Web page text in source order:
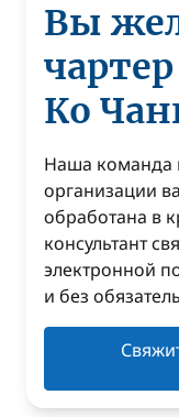
Вы
Ко
Наша команда
организации
обработана в
консультант
электронной
и без